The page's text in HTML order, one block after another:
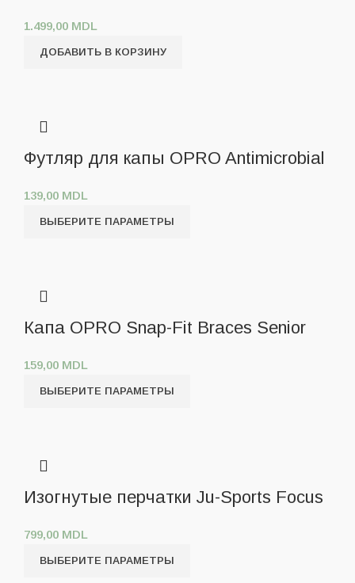
1.499,00 MDL
ДОБАВИТЬ В КОРЗИНУ
Футляр для капы OPRO Antimicrobial
139,00 MDL
ВЫБЕРИТЕ ПАРАМЕТРЫ
Капа OPRO Snap-Fit Braces Senior
159,00 MDL
ВЫБЕРИТЕ ПАРАМЕТРЫ
Изогнутые перчатки Ju-Sports Focus
799,00 MDL
ВЫБЕРИТЕ ПАРАМЕТРЫ